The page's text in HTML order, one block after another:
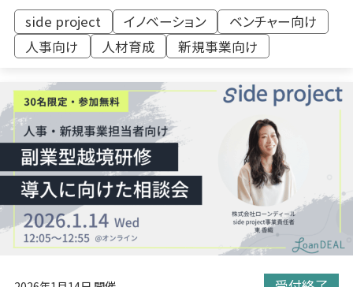
side project イノベーション
ベンチャー向け
人事向け
​人材育成 新規事業向け